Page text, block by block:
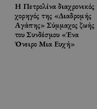
Η Πετρολίνα διαχρονικός
χορηγός της «Διαδρομής
Αγάπης» Σύμμαχος ζωής
του Συνδέσμου «Ένα
Όνειρο Μια Ευχή»